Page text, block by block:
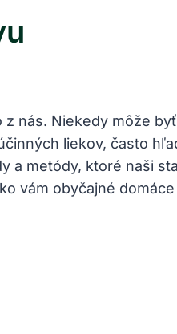
nás. Niekedy môže
liekov, často
a metódy, ktoré naši
vám obyčajné